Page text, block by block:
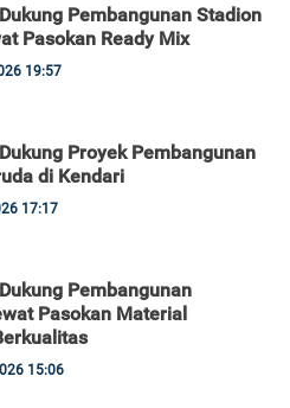
Pembangunan Stadion
Pasokan Ready Mix
19:57
Proyek Pembangunan
di Kendari
17:17
Pembangunan
Pasokan Material
15:06